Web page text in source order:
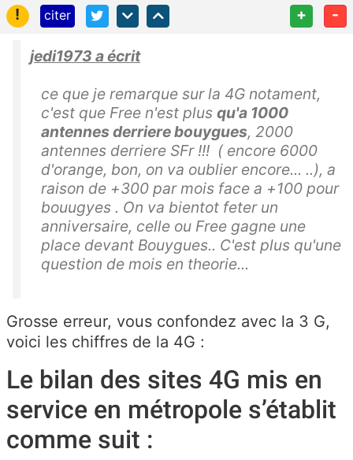
!
citer + -
jedi1973 a écrit
ce que je remarque sur la 4G notament,
c'est que Free n'est plus qu'a 1000
antennes derriere bouygues, 2000
antennes derriere SFr !!! ( encore 6000
d'orange, bon, on va oublier encore... ..), a
raison de +300 par mois face a +100 pour
bouugyes . On va bientot feter un
anniversaire, celle ou Free gagne une
place devant Bouygues.. C'est plus qu'une
question de mois en theorie...
Grosse erreur, vous confondez avec la 3 G,
voici les chiffres de la 4G :
Le bilan des sites 4G mis en
service en métropole s’établit
comme suit :